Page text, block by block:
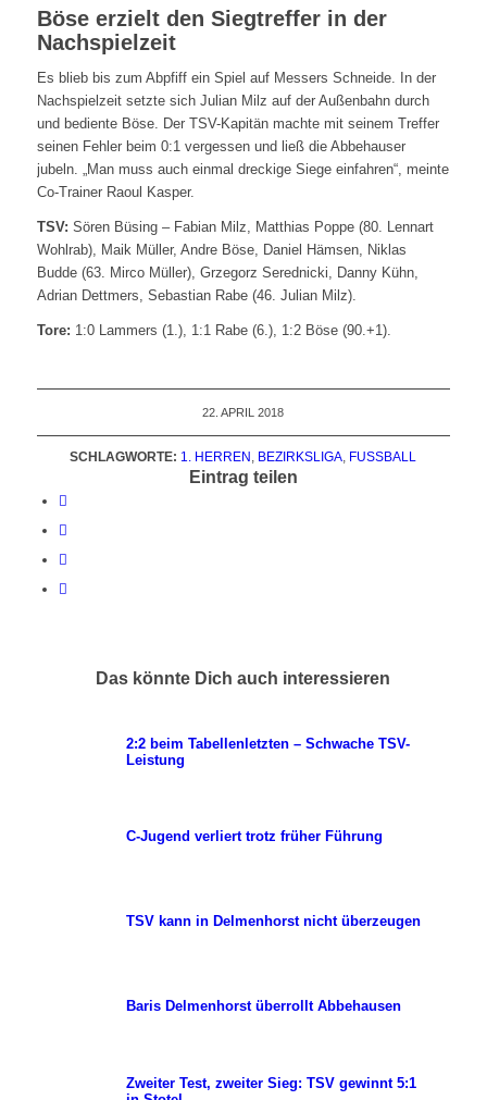
Böse erzielt den Siegtreffer in der
Nachspielzeit
Es blieb bis zum Abpfiff ein Spiel auf Messers Schneide. In der
Nachspielzeit setzte sich Julian Milz auf der Außenbahn durch
und bediente Böse. Der TSV-Kapitän machte mit seinem Treffer
seinen Fehler beim 0:1 vergessen und ließ die Abbehauser
jubeln. „Man muss auch einmal dreckige Siege einfahren“, meinte
Co-Trainer Raoul Kasper.
TSV: Sören Büsing – Fabian Milz, Matthias Poppe (80. Lennart
Wohlrab), Maik Müller, Andre Böse, Daniel Hämsen, Niklas
Budde (63. Mirco Müller), Grzegorz Serednicki, Danny Kühn,
Adrian Dettmers, Sebastian Rabe (46. Julian Milz).
Tore: 1:0 Lammers (1.), 1:1 Rabe (6.), 1:2 Böse (90.+1).
22. APRIL 2018
SCHLAGWORTE: 1. HERREN BEZIRKSLIGA FUSSBALL
Eintrag teilen
Das könnte Dich auch interessieren
2:2 beim Tabellenletzten – Schwache TSV-
Leistung
C-Jugend verliert trotz früher Führung
TSV kann in Delmenhorst nicht überzeugen
Baris Delmenhorst überrollt Abbehausen
Zweiter Test, zweiter Sieg: TSV gewinnt 5:1